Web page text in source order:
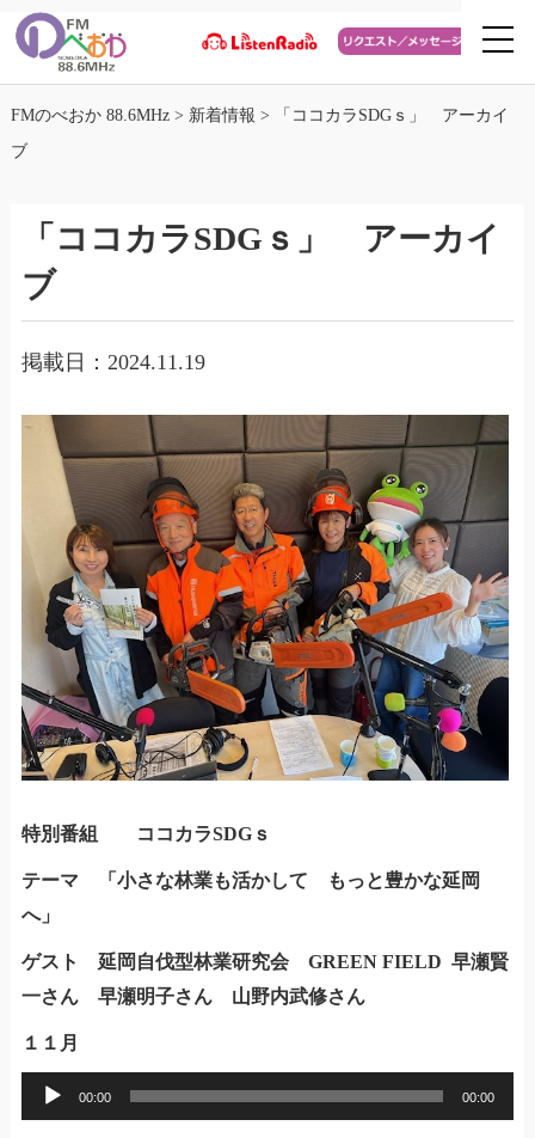
FMのべおか 88.6MHz> 新着情報 >
「ココカラSDGｓ」 アーカイ
ブ
「ココカラSDGｓ」 アーカイ
ブ
掲載日：2024.11.19
特別番組 ココカラSDGｓ
テーマ 「小さな林業も活かして もっと豊かな延岡
へ」
ゲスト 延岡自伐型林業研究会 GREEN FIELD 早瀬賢
一さん 早瀬明子さん 山野内武修さん
１１月
声
00:00 00:00